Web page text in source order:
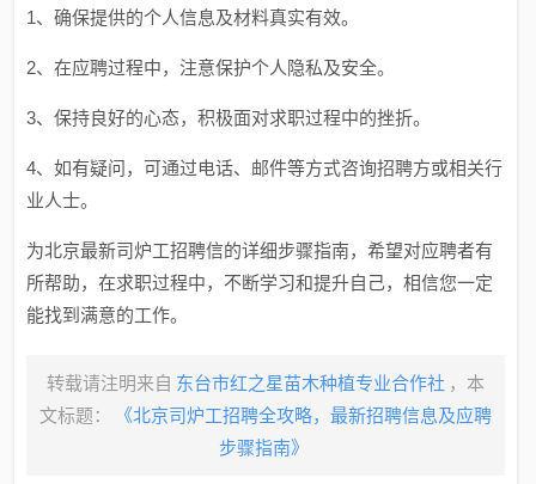
1、确保提供的个人信息及材料真实有效。
2、在应聘过程中，注意保护个人隐私及安全。
3、保持良好的心态，积极面对求职过程中的挫折。
4、如有疑问，可通过电话、邮件等方式咨询招聘方或相关行
业人士。
为北京最新司炉工招聘信的详细步骤指南，希望对应聘者有
所帮助，在求职过程中，不断学习和提升自己，相信您一定
能找到满意的工作。
转载请注明来自 东台市红之星苗木种植专业合作社 ，本
文标题：
《北京司炉工招聘全攻略，最新招聘信息及应聘
步骤指南》